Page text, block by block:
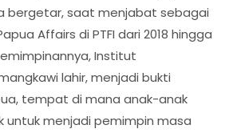
bergetar, saat menjabat sebagai
Affairs di PTFI dari 2018 hingga
Institut
lahir, menjadi bukti
tempat di mana anak-anak
untuk menjadi pemimpin masa